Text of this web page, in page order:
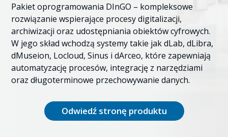
Pakiet oprogramowania DInGO – kompleksowe
rozwiązanie wspierające procesy digitalizacji,
archiwizacji oraz udostępniania obiektów cyfrowych.
W jego skład wchodzą systemy takie jak dLab, dLibra,
dMuseion, Locloud, Sinus i dArceo, które zapewniają
automatyzację procesów, integrację z narzędziami
oraz długoterminowe przechowywanie danych.
Odwiedź stronę produktu